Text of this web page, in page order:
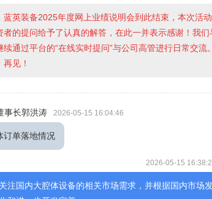
英装备2025年度网上业绩说明会到此结束，本次活
者的提问给予了认真的解答，在此一并表示感谢！我
通过平台的“在线实时提问”与公司高管进行日常交流。
见！
事长郭洪涛 2026-05-15 16:04:46
订单落地情况
2026-05-15
注国内大腔体设备的相关市场需求，并根据国内市场